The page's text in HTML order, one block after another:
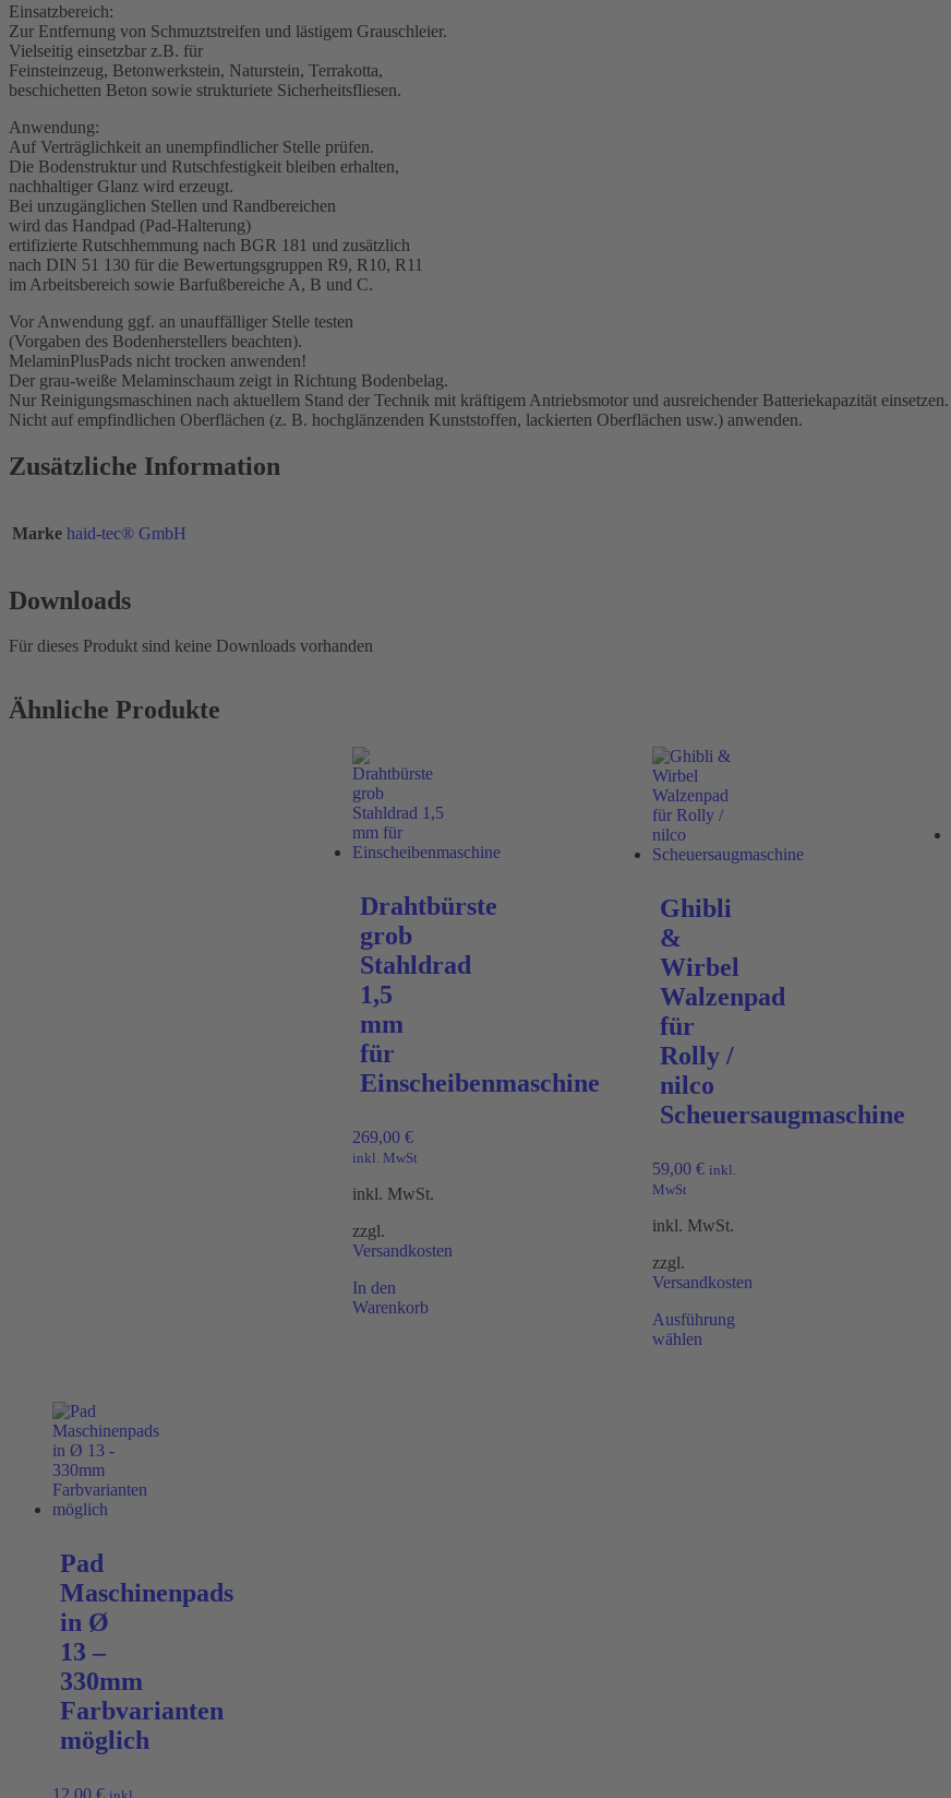
Einsatzbereich:
Zur Entfernung von Schmuztstreifen und lästigem Grauschleier.
Vielseitig einsetzbar z.B. für
Feinsteinzeug, Betonwerkstein, Naturstein, Terrakotta,
beschichetten Beton sowie strukturiete Sicherheitsfliesen.
Anwendung:
Auf Verträglichkeit an unempfindlicher Stelle prüfen.
Die Bodenstruktur und Rutschfestigkeit bleiben erhalten,
nachhaltiger Glanz wird erzeugt.
Bei unzugänglichen Stellen und Randbereichen
wird das Handpad (Pad-Halterung)
ertifizierte Rutschhemmung nach BGR 181 und zusätzlich
nach DIN 51 130 für die Bewertungsgruppen R9, R10, R11
im Arbeitsbereich sowie Barfußbereiche A, B und C.
Vor Anwendung ggf. an unauffälliger Stelle testen
(Vorgaben des Bodenherstellers beachten).
MelaminPlusPads nicht trocken anwenden!
Der grau-weiße Melaminschaum zeigt in Richtung Bodenbelag.
Nur Reinigungsmaschinen nach aktuellem Stand der Technik mit kräftigem Antriebsmotor und ausreichender Batteriekapazität einsetzen.
Nicht auf empfindlichen Oberflächen (z. B. hochglänzenden Kunststoffen, lackierten Oberflächen usw.) anwenden.
Zusätzliche Information
Marke haid-tec® GmbH
Downloads
Für dieses Produkt sind keine Downloads vorhanden
Ähnliche Produkte
Drahtbürste
grob
Stahldrad
1,5
mm
für
Einscheibenmaschine
269,00 €
inkl. MwSt
inkl. MwSt.
zzgl.
Versandkosten
In den
Warenkorb
Ghibli
&
Wirbel
Walzenpad
für
Rolly /
nilco
Scheuersaugmaschine
59,00 € inkl.
MwSt
inkl. MwSt.
zzgl.
Versandkosten
Ausführung
wählen
Pad
Maschinenpads
in Ø
13 –
330mm
Farbvarianten
möglich
12,00 €